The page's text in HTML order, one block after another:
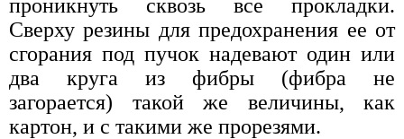
проникнуть сквозь все прокладки.
Сверху резины для предохранения ее от
сгорания под пучок надевают один или
два круга из фибры (фибра не
загорается) такой же величины, как
картон, и с такими же прорезями.